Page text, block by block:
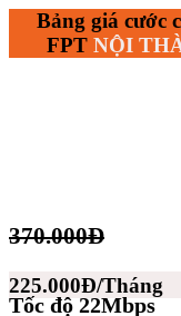
Bảng giá cước
FPT NỘI
370.000Đ
225.000Đ/Tháng
Tốc độ 22Mbps